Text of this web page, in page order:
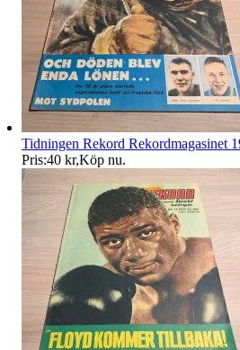
Tidningen Rekord Rekordmagasinet
Pris:40 kr,Köp nu.